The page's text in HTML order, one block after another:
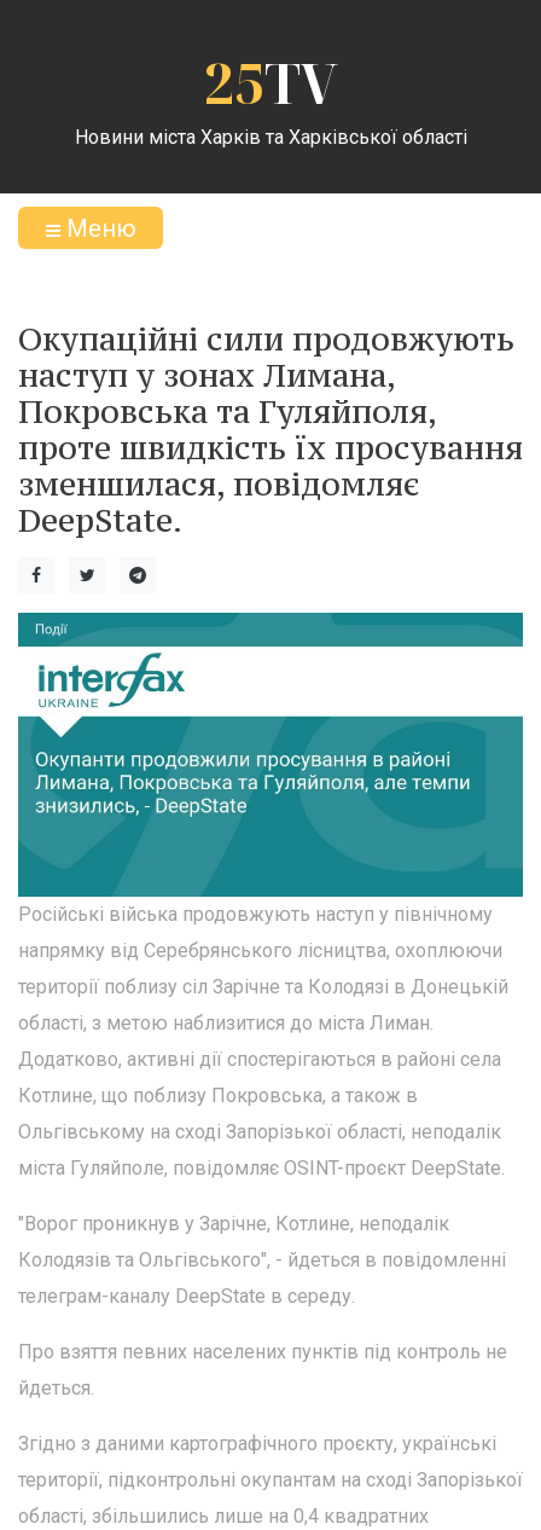
25TV
Новини міста Харків та Харківської області
Меню
Окупаційні сили продовжують
наступ у зонах Лимана,
Покровська та Гуляйполя,
проте швидкість їх просування
зменшилася, повідомляє
DeepState.
Російські війська продовжують наступ у північному
напрямку від Серебрянського лісництва, охоплюючи
території поблизу сіл Зарічне та Колодязі в Донецькій
області, з метою наблизитися до міста Лиман.
Додатково, активні дії спостерігаються в районі села
Котлине, що поблизу Покровська, а також в
Ольгівському на сході Запорізької області, неподалік
міста Гуляйполе, повідомляє OSINT-проєкт DeepState.
"Ворог проникнув у Зарічне, Котлине, неподалік
Колодязів та Ольгівського", - йдеться в повідомленні
телеграм-каналу DeepState в середу.
Про взяття певних населених пунктів під контроль не
йдеться.
Згідно з даними картографічного проєкту, українські
території, підконтрольні окупантам на сході Запорізької
області, збільшились лише на 0,4 квадратних